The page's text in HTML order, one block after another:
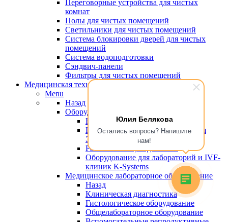
Юлия Белякова
Остались вопросы? Напишите
нам!
Переговорные устройства для чистых
комнат
Полы для чистых помещений
Светильники для чистых помещений
Система блокировки дверей для чистых
помещений
Система водоподготовки
Сэндвич-панели
Фильтры для чистых помещений
Медицинская техника
Menu
Назад
Оборудование для эко
Назад
Пластик, сертифицированный для
ЭКО
Рабочие станции для ЭКО
Оборудование для лабораторий и IVF-
клиник K-Systems
Медицинское лабораторное оборудование
Назад
Клиническая диагностика
Гистологическое оборудование
Общелабораторное оборудование